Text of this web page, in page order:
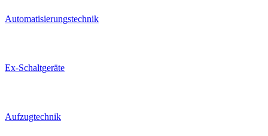
Automatisierungstechnik
Ex-Schaltgeräte
Aufzugtechnik